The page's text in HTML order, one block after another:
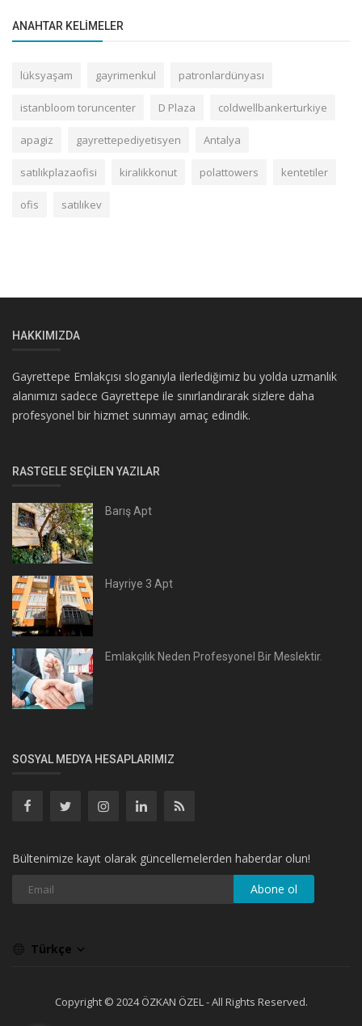
ANAHTAR KELIMELER
lüksyaşam gayrimenkul patronlardünyası
istanbloom toruncenter D Plaza coldwellbankerturkiye
apagiz gayrettepediyetisyen Antalya
satılıkplazaofisi kiralikkonut polattowers kentetiler
ofis satılıkev
HAKKIMIZDA
Gayrettepe Emlakçısı sloganıyla ilerlediğimiz bu yolda uzmanlık
alanımızı sadece Gayrettepe ile sınırlandırarak sizlere daha
profesyonel bir hizmet sunmayı amaç edindik.
RASTGELE SEÇILEN YAZILAR
Barış Apt
Hayriye 3 Apt
Emlakçılık Neden Profesyonel Bir Meslektir.
SOSYAL MEDYA HESAPLARIMIZ
Bültenimize kayıt olarak güncellemelerden haberdar olun!
Abone ol
Türkçe
Copyright © 2024 ÖZKAN ÖZEL - All Rights Reserved.